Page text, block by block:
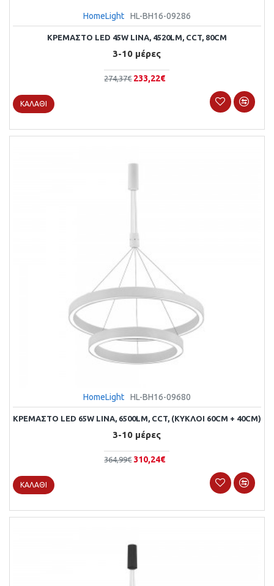
HomeLight HL-BH16-09286
ΚΡΕΜΑΣΤΌ LED 45W LINA, 4520LM, CCT, 80CM
3-10 μέρες
274,37€ 233,22€
ΚΑΛΆΘΙ
HomeLight HL-BH16-09680
ΚΡΕΜΑΣΤΌ LED 65W LINA, 6500LM, CCT, (ΚΎΚΛΟΙ 60CM + 40CM)
3-10 μέρες
364,99€ 310,24€
ΚΑΛΆΘΙ